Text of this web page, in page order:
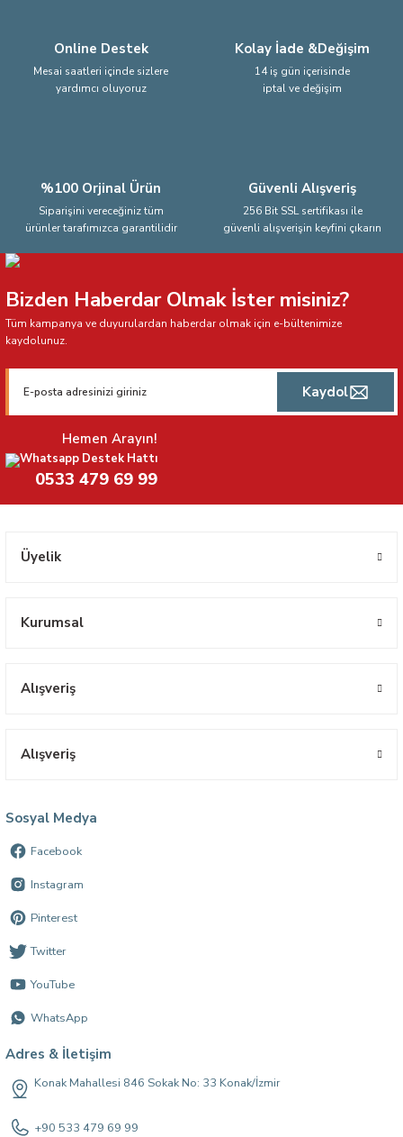
Online Destek
Mesai saatleri içinde sizlere
yardımcı oluyoruz
Kolay İade &Değişim
14 iş gün içerisinde
iptal ve değişim
%100 Orjinal Ürün
Siparişini vereceğiniz tüm
ürünler tarafımızca garantilidir
Güvenli Alışveriş
256 Bit SSL sertifikası ile
güvenli alışverişin keyfini çıkarın
Bizden Haberdar Olmak İster misiniz?
Tüm kampanya ve duyurulardan haberdar olmak için e-bültenimize
kaydolunuz.
Kaydol
Hemen Arayın!
Whatsapp Destek Hattı
0533 479 69 99
Üyelik
Kurumsal
Alışveriş
Alışveriş
Sosyal Medya
Facebook
Instagram
Pinterest
Twitter
YouTube
WhatsApp
Adres & İletişim
Konak Mahallesi 846 Sokak No: 33 Konak/İzmir
+90 533 479 69 99